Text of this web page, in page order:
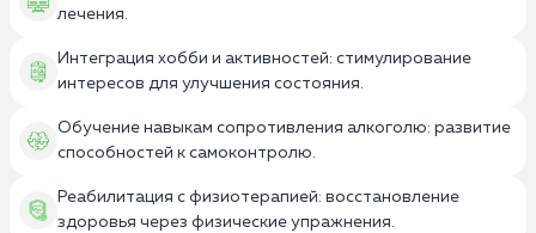
лечения.
Интеграция хобби и активностей: стимулирование
интересов для улучшения состояния.
Обучение навыкам сопротивления алкоголю: развитие
способностей к самоконтролю.
Реабилитация с физиотерапией: восстановление
здоровья через физические упражнения.